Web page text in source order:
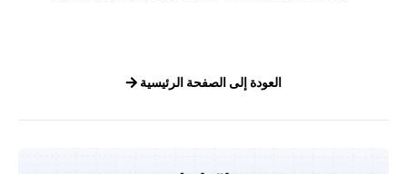
العودة إلى الصفحة الرئيسية